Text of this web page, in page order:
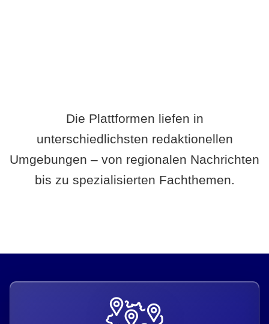
Die Plattformen liefen in
unterschiedlichsten redaktionellen
Umgebungen – von regionalen Nachrichten
bis zu spezialisierten Fachthemen.